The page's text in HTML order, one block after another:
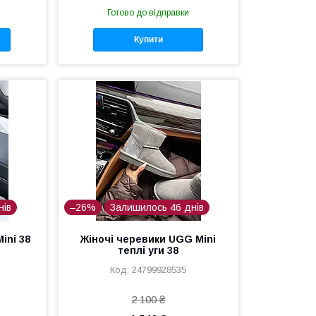
Готово до відправки
Купити
38
–26% Залишилось 46 днів
Жіночі черевики UGG Mini
теплі уги 38
24799928535
2 100 ₴